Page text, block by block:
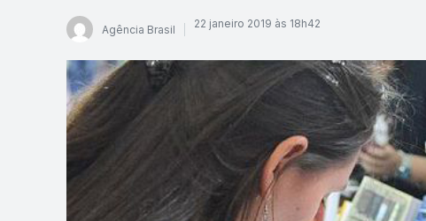
Agência Brasil 22 janeiro 2019 às 18h42